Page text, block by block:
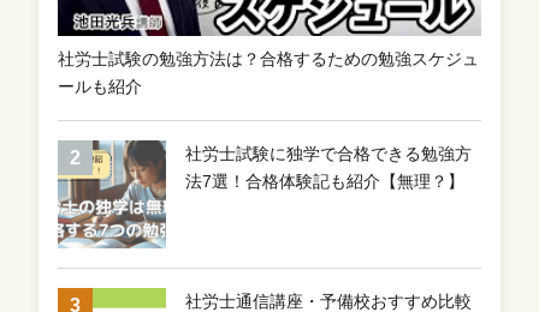
社労士試験の勉強方法は？合格するための勉強スケジュ
ールも紹介
社労士試験に独学で合格できる勉強方
法7選！合格体験記も紹介【無理？】
社労士通信講座・予備校おすすめ比較